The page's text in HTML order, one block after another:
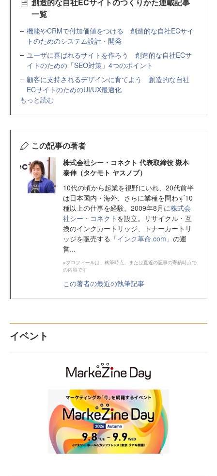
創造的な自社ECサイトのつくりかた連載記事
一覧
機能やCRMで付加価値をつける 創造的な自社ECサイ
トのためのシステム設計・開発
ユーザに喜ばれるサイトを作ろう 創造的な自社ECサ
イトのための「SEO対策」4つのポイント
顧客に支持されるデザインに育てよう 創造的な自社
ECサイトのためのUI/UX最適化
もっと読む
この記事の著者
株式会社シー・コネクト 代表取締役 嶽本
泰伸（タケモト ヤスノブ）
10代の頃から起業を視野にいれ、20代前半
は日本国内・海外、さらに業種を問わず10
種以上の仕事を経験。2009年8月に株式会
社シー・コネクト を設立。リサイクル・互
換のインクカートリッジ、トナーカートリ
ッジを販売する 「インク革命.com」 の運
営...
※プロフィールは、執筆時点、または直近の記事の寄稿時点で
の内容です
この著者の最近の執筆記事
イベント